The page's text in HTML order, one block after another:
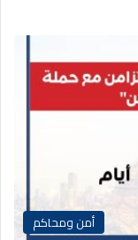
أمن ومحاكم